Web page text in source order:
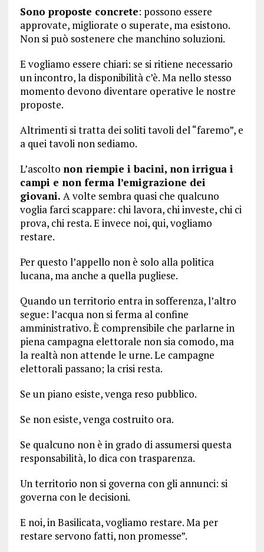
Sono proposte concrete: possono essere
approvate, migliorate o superate, ma esistono.
Non si può sostenere che manchino soluzioni.
E vogliamo essere chiari: se si ritiene necessario
un incontro, la disponibilità c’è. Ma nello stesso
momento devono diventare operative le nostre
proposte.
Altrimenti si tratta dei soliti tavoli del “faremo”, e
a quei tavoli non sediamo.
L’ascolto non riempie i bacini, non irrigua i
campi e non ferma l’emigrazione dei
giovani. A volte sembra quasi che qualcuno
voglia farci scappare: chi lavora, chi investe, chi ci
prova, chi resta. E invece noi, qui, vogliamo
restare.
Per questo l’appello non è solo alla politica
lucana, ma anche a quella pugliese.
Quando un territorio entra in sofferenza, l’altro
segue: l’acqua non si ferma al confine
amministrativo. È comprensibile che parlarne in
piena campagna elettorale non sia comodo, ma
la realtà non attende le urne. Le campagne
elettorali passano; la crisi resta.
Se un piano esiste, venga reso pubblico.
Se non esiste, venga costruito ora.
Se qualcuno non è in grado di assumersi questa
responsabilità, lo dica con trasparenza.
Un territorio non si governa con gli annunci: si
governa con le decisioni.
E noi, in Basilicata, vogliamo restare. Ma per
restare servono fatti, non promesse”.